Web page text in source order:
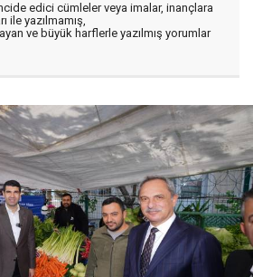
edici cümleler veya imalar, inançlara
ile yazılmamış,
ve büyük harflerle yazılmış yorumlar